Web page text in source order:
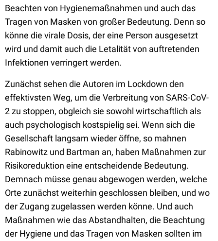
Beachten von Hygienemaßnahmen und auch das
Tragen von Masken von großer Bedeutung. Denn so
könne die virale Dosis, der eine Person ausgesetzt
wird und damit auch die Letalität von auftretenden
Infektionen verringert werden.
Zunächst sehen die Autoren im Lockdown den
effektivsten Weg, um die Verbreitung von SARS-CoV-
2 zu stoppen, obgleich sie sowohl wirtschaftlich als
auch psychologisch kostspielig sei. Wenn sich die
Gesellschaft langsam wieder öffne, so mahnen
Rabinowitz und Bartman an, haben Maßnahmen zur
Risikoreduktion eine entscheidende Bedeutung.
Demnach müsse genau abgewogen werden, welche
Orte zunächst weiterhin geschlossen bleiben, und wo
der Zugang zugelassen werden könne. Und auch
Maßnahmen wie das Abstandhalten, die Beachtung
der Hygiene und das Tragen von Masken sollten im